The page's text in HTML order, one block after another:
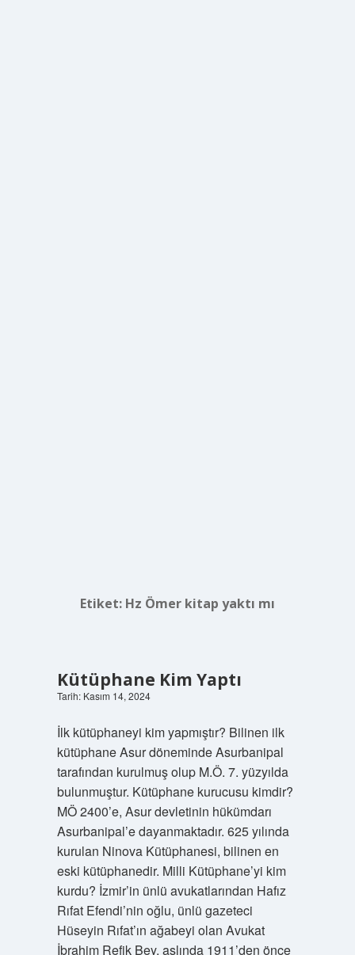
Etiket: Hz Ömer kitap yaktı mı
Kütüphane Kim Yaptı
Tarih: Kasım 14, 2024
İlk kütüphaneyi kim yapmıştır? Bilinen ilk
kütüphane Asur döneminde Asurbanipal
tarafından kurulmuş olup M.Ö. 7. yüzyılda
bulunmuştur. Kütüphane kurucusu kimdir?
MÖ 2400’e, Asur devletinin hükümdarı
Asurbanipal’e dayanmaktadır. 625 yılında
kurulan Ninova Kütüphanesi, bilinen en
eski kütüphanedir. Milli Kütüphane’yi kim
kurdu? İzmir’in ünlü avukatlarından Hafız
Rıfat Efendi’nin oğlu, ünlü gazeteci
Hüseyin Rıfat’ın ağabeyi olan Avukat
İbrahim Refik Bey, aslında 1911’den önce